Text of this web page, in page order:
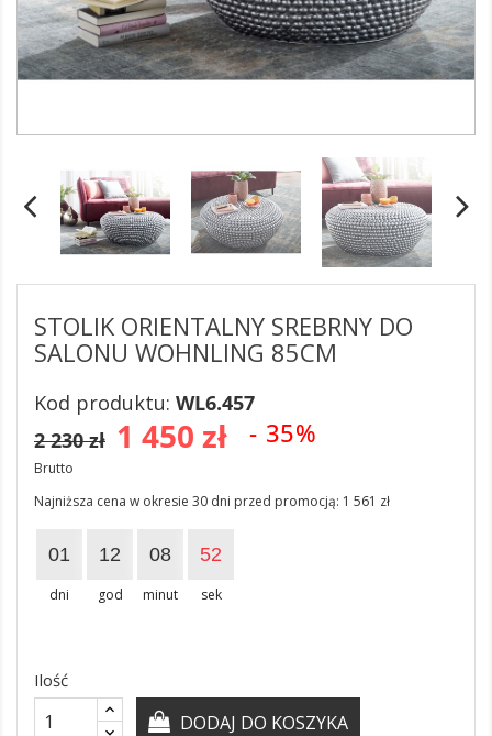
STOLIK ORIENTALNY SREBRNY DO
SALONU WOHNLING 85CM
Kod produktu: WL6.457
1 450 zł - 35%
2 230 zł
Brutto
Najniższa cena w okresie 30 dni przed promocją: 1 561 zł
01
dni
12
god
08
minut
52
sek
Ilość
DODAJ DO KOSZYKA